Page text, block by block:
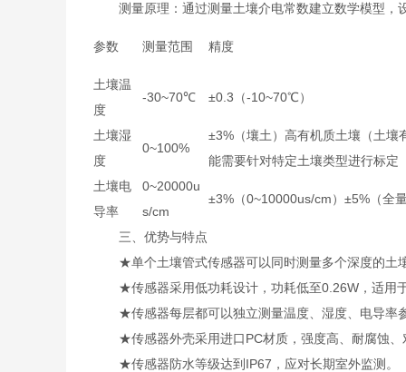
测量原理：通过测量土壤介电常数建立数学模型，
参数 测量范围 精度
土壤温
度
-30~70℃ ±0.3（-10~70℃）
土壤湿
度
0~100%
±3%（壤土）高有机质土壤（土壤
能需要针对特定土壤类型进行标定
土壤电
导率
0~20000u
s/cm
±3%（0~10000us/cm）±5%（全
三、优势与特点
★单个土壤管式传感器可以同时测量多个深度的土
★传感器采用低功耗设计，功耗低至0.26W，适用
★传感器每层都可以独立测量温度、湿度、电导率
★传感器外壳采用进口PC材质，强度高、耐腐蚀、
★传感器防水等级达到IP67，应对长期室外监测。